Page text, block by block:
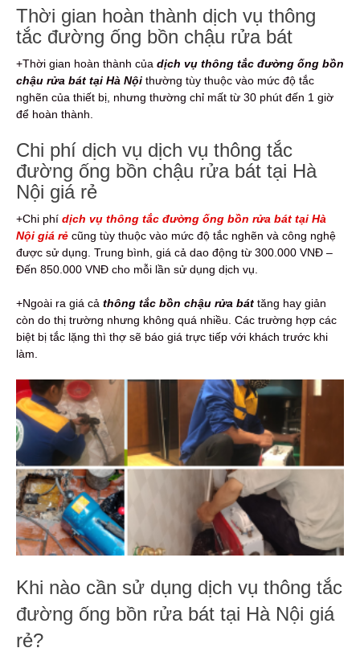
Thời gian hoàn thành dịch vụ thông
tắc đường ống bồn chậu rửa bát
+Thời gian hoàn thành của dịch vụ thông tắc đường ống bồn
chậu rửa bát tại Hà Nội thường tùy thuộc vào mức độ tắc
nghẽn của thiết bị, nhưng thường chỉ mất từ 30 phút đến 1 giờ
để hoàn thành.
Chi phí dịch vụ dịch vụ thông tắc
đường ống bồn chậu rửa bát tại Hà
Nội giá rẻ
+Chi phí dịch vụ thông tắc đường ống bồn rửa bát tại Hà
Nội giá rẻ cũng tùy thuộc vào mức độ tắc nghẽn và công nghệ
được sử dụng. Trung bình, giá cả dao động từ 300.000 VNĐ –
Đến 850.000 VNĐ cho mỗi lần sử dụng dịch vụ.
+Ngoài ra giá cả thông tắc bồn chậu rửa bát tăng hay giản
còn do thị trường nhưng không quá nhiều. Các trường hợp các
biệt bị tắc lặng thì thợ sẽ báo giá trực tiếp với khách trước khi
làm.
Khi nào cần sử dụng dịch vụ thông tắc
đường ống bồn rửa bát tại Hà Nội giá
rẻ?